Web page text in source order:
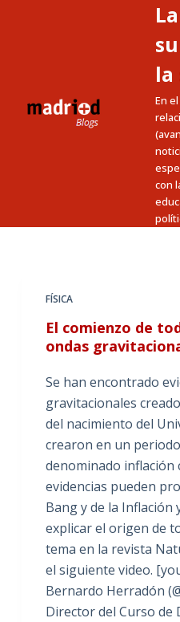
n
la
En
con
FÍSICA
El comienzo de
ondas
Se han encontrado
gravitacionales
del nacimiento del
crearon en un
denominado inflación
evidencias pueden
Bang y de la Inflación
explicar el origen de
tema en la revista
el siguiente video.
Bernardo Herradón
Director del Curso de